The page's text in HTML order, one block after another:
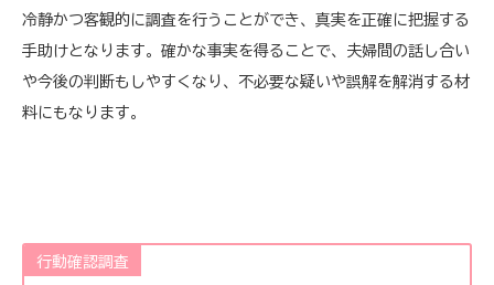
冷静かつ客観的に調査を行うことができ、真実を正確に把握する
手助けとなります。確かな事実を得ることで、夫婦間の話し合い
や今後の判断もしやすくなり、不必要な疑いや誤解を解消する材
料にもなります。
行動確認調査